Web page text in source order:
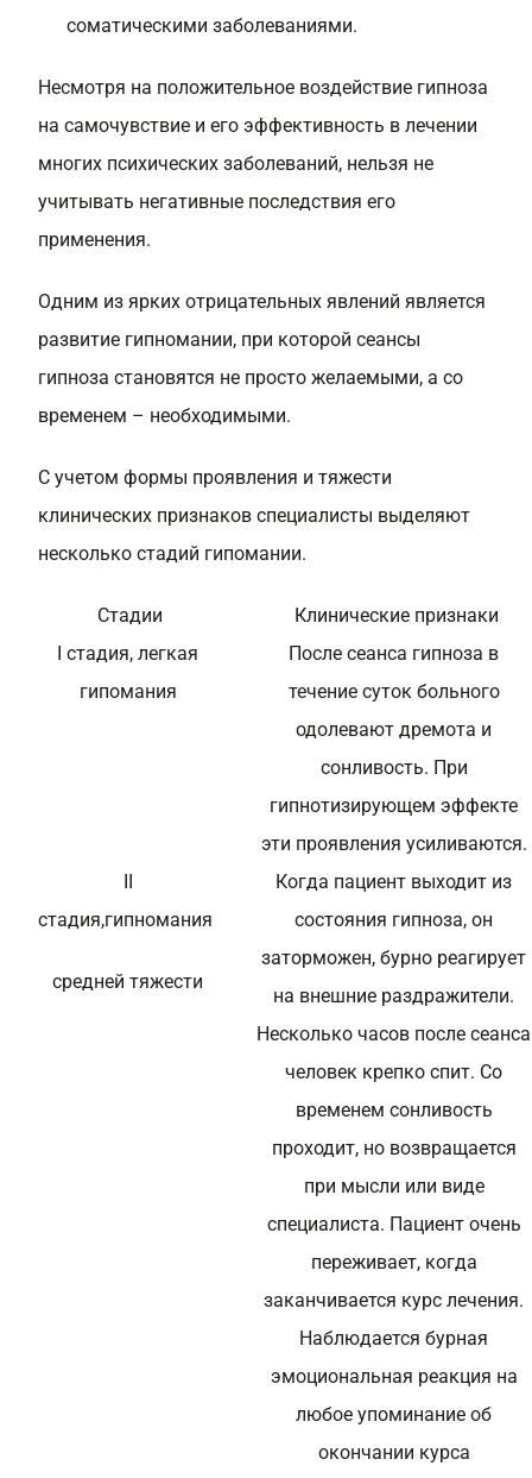
соматическими заболеваниями.
Несмотря на положительное воздействие гипноза
на самочувствие и его эффективность в лечении
многих психических заболеваний, нельзя не
учитывать негативные последствия его
применения.
Одним из ярких отрицательных явлений является
развитие гипномании, при которой сеансы
гипноза становятся не просто желаемыми, а со
временем – необходимыми.
С учетом формы проявления и тяжести
клинических признаков специалисты выделяют
несколько стадий гипомании.
Стадии
Клинические признаки
I стадия, легкая
гипомания
После сеанса гипноза в
течение суток больного
одолевают дремота и
сонливость. При
гипнотизирующем эффекте
эти проявления усиливаются.
II
стадия,гипномания
средней тяжести
Когда пациент выходит из
состояния гипноза, он
заторможен, бурно реагирует
на внешние раздражители.
Несколько часов после сеанса
человек крепко спит. Со
временем сонливость
проходит, но возвращается
при мысли или виде
специалиста. Пациент очень
переживает, когда
заканчивается курс лечения.
Наблюдается бурная
эмоциональная реакция на
любое упоминание об
окончании курса